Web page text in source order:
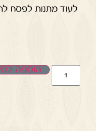
לעוד מתנות לפסח
הוספה